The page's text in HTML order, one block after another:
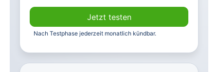
Jetzt testen
Nach Testphase jederzeit monatlich kündbar.